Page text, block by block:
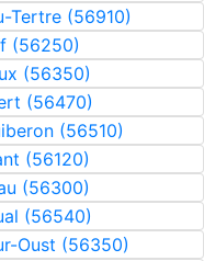
Tertre (56910)
(56250)
(56350)
(56470)
(56510)
(56120)
(56300)
(56540)
Oust (56350)